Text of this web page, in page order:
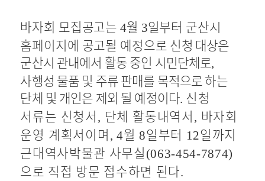
바자회 모집공고는4월 3일부터 군산시
홈페이지에 공고될 예정으로신청 대상은
군산시 관내에서 활동 중인 시민단체로,
사행성 물품 및 주류 판매를 목적으로 하는
단체 및 개인은 제외 될 예정이다. 신청
서류는 신청서 , 단체 활동내역서 , 바자회
운영 계획서이며 ,4월8일부터 12일까지
근대역사박물관 사무실 (063-454-7874)
으로 직접 방문 접수하면 된다.